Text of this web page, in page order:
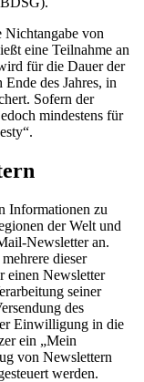
von
eine Teilnahme an
für die Dauer der
des Jahres, in
Sofern der
mindestens für
Informationen zu
der Welt und
Newsletter an.
dieser
einen Newsletter
seiner
des
Einwilligung in die
ein „Mein
von Newslettern
werden.